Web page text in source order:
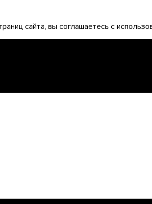
сайта, вы соглашаетесь с